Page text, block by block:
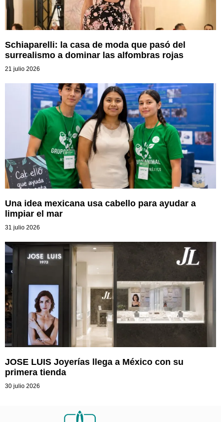
Schiaparelli: la casa de moda que pasó del
surrealismo a dominar las alfombras rojas
21 julio 2026
Una idea mexicana usa cabello para ayudar a
limpiar el mar
31 julio 2026
JOSE LUIS Joyerías llega a México con su
primera tienda
30 julio 2026